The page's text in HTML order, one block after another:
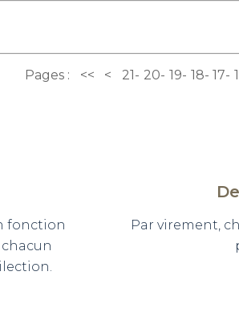
Pages : << < 21 20 19 18 17
fonction
Par virement,